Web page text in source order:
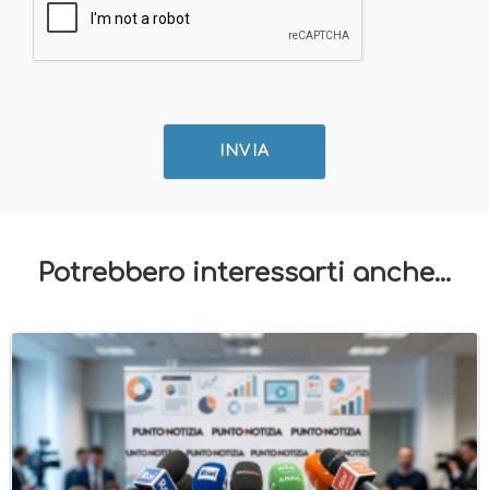
INVIA
Potrebbero interessarti anche...